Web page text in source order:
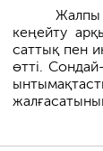
Жалпы
кеңейту
саттық пен
өтті.